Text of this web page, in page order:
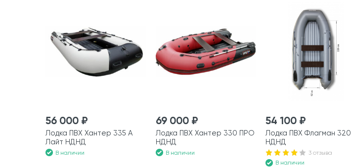
56 000 ₽
Лодка ПВХ Хантер 335 А
Лайт НДНД
В наличии
69 000 ₽
Лодка ПВХ Хантер 330 ПРО
НДНД
В наличии
54 100 ₽
Лодка ПВХ Флагман 320
НДНД
3 отзыва
В наличии